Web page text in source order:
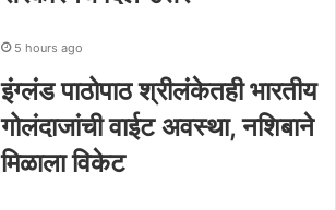
5 hours ago
इंग्लंड पाठोपाठ श्रीलंकेतही भारतीय
गोलंदाजांची वाईट अवस्था, नशिबाने
मिळाला विकेट